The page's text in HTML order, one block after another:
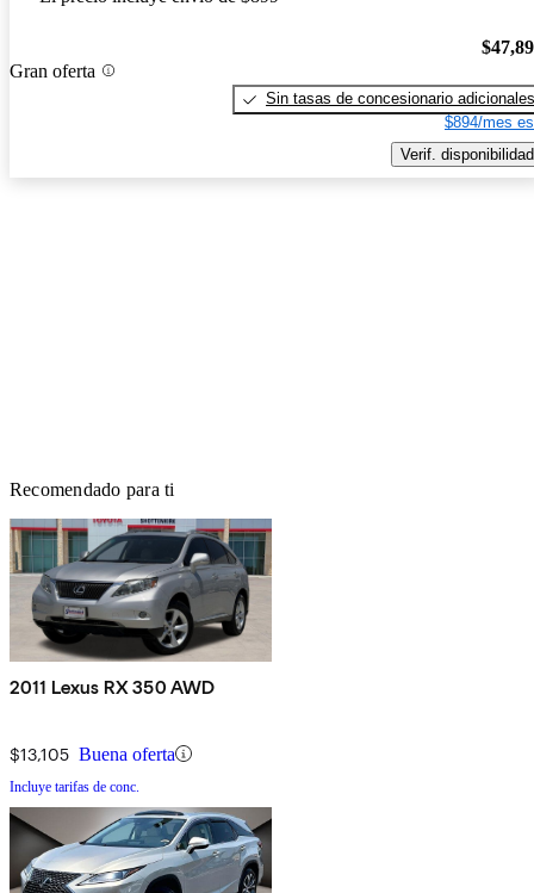
Gran oferta
Sin tasas de concesionario adicionales
$894/mes
Verif. disponibilidad
Recomendado para ti
2011 Lexus RX 350 AWD
$13,105 Buena oferta
Incluye tarifas de conc.